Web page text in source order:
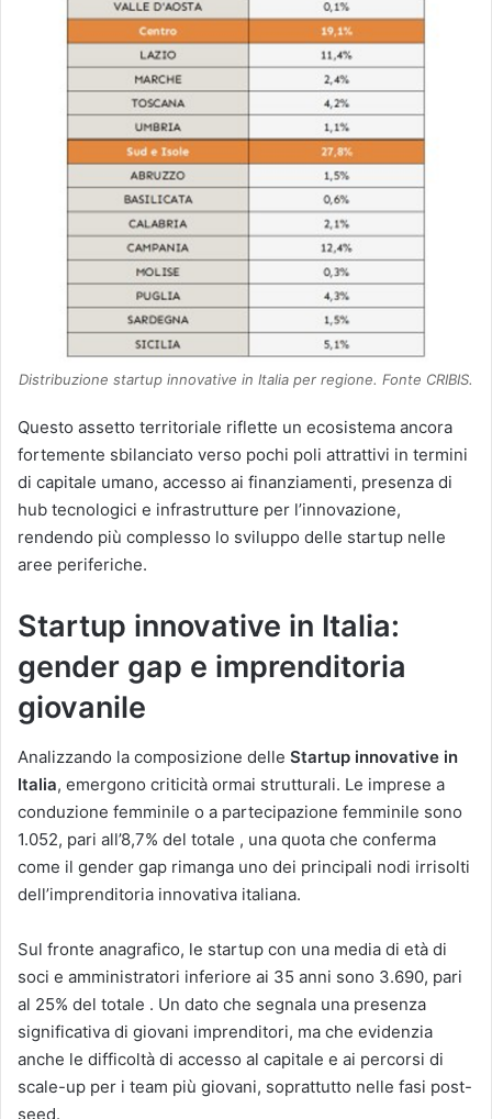
Distribuzione startup innovative in Italia per regione. Fonte CRIBIS.
Questo assetto territoriale riflette un ecosistema ancora
fortemente sbilanciato verso pochi poli attrattivi in termini
di capitale umano, accesso ai finanziamenti, presenza di
hub tecnologici e infrastrutture per l’innovazione,
rendendo più complesso lo sviluppo delle startup nelle
aree periferiche.
Startup innovative in Italia:
gender gap e imprenditoria
giovanile
Analizzando la composizione delle Startup innovative in
Italia, emergono criticità ormai strutturali. Le imprese a
conduzione femminile o a partecipazione femminile sono
1.052, pari all’8,7% del totale , una quota che conferma
come il gender gap rimanga uno dei principali nodi irrisolti
dell’imprenditoria innovativa italiana.
Sul fronte anagrafico, le startup con una media di età di
soci e amministratori inferiore ai 35 anni sono 3.690, pari
al 25% del totale . Un dato che segnala una presenza
significativa di giovani imprenditori, ma che evidenzia
anche le difficoltà di accesso al capitale e ai percorsi di
scale-up per i team più giovani, soprattutto nelle fasi post-
seed.